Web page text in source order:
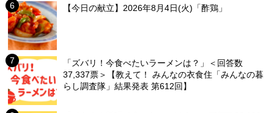
【今日の献立】2026年8月4日(火)「酢鶏」
「ズバリ！今食べたいラーメンは？」＜回答数
37,337票＞【教えて！ みんなの衣食住「みんなの暮
らし調査隊」結果発表 第612回】